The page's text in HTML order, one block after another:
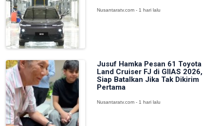
Nusantaratv.com - 1 hari lalu
Jusuf Hamka Pesan 61 Toyota
Land Cruiser FJ di GIIAS 2026,
Siap Batalkan Jika Tak Dikirim
Pertama
Nusantaratv.com - 1 hari lalu